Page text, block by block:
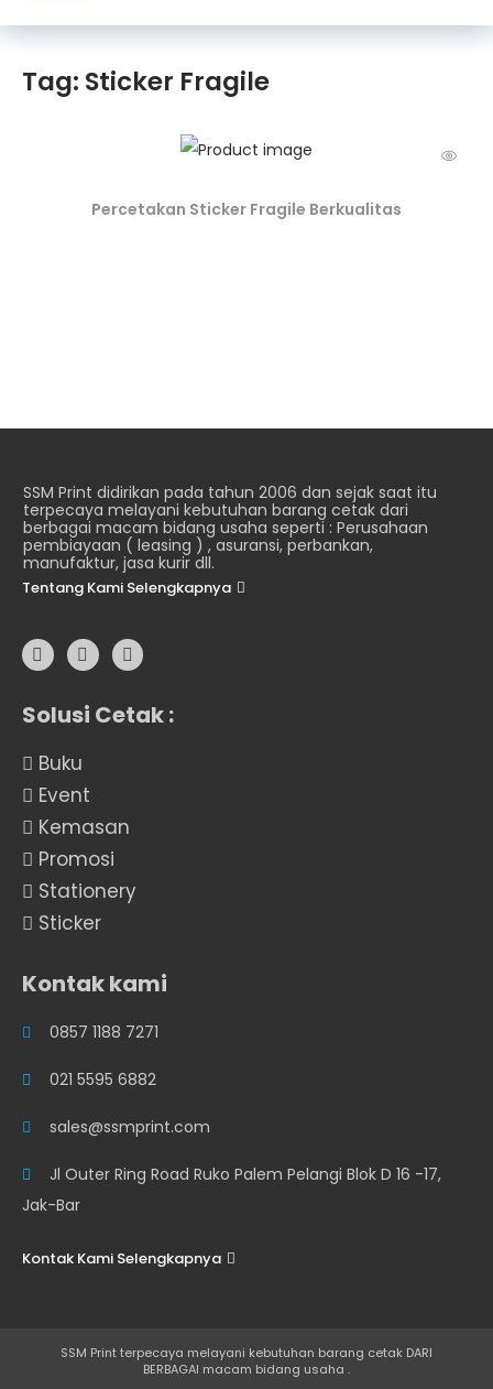
Tag: Sticker Fragile
Percetakan Sticker Fragile Berkualitas
SSM Print didirikan pada tahun 2006 dan sejak saat itu
terpecaya melayani kebutuhan barang cetak dari
berbagai macam bidang usaha seperti : Perusahaan
pembiayaan ( leasing ) , asuransi, perbankan,
manufaktur, jasa kurir dll.
Tentang Kami Selengkapnya
Solusi Cetak :
Buku
Event
Kemasan
Promosi
Stationery
Sticker
Kontak kami
0857 1188 7271
021 5595 6882
sales@ssmprint.com
Jl Outer Ring Road Ruko Palem Pelangi Blok D 16 -17,
Jak-Bar
Kontak Kami Selengkapnya
SSM Print terpecaya melayani kebutuhan barang cetak DARI
BERBAGAI macam bidang usaha .